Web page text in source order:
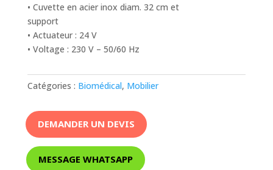
• Cuvette en acier inox diam. 32 cm et
support
• Actuateur : 24 V
• Voltage : 230 V – 50/60 Hz
Catégories : Biomédical, Mobilier
DEMANDER UN DEVIS
MESSAGE WHATSAPP